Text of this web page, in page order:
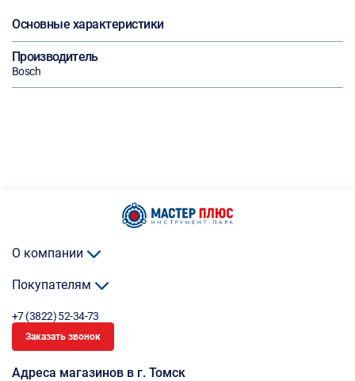
Основные характеристики
Производитель
Bosch
О компании
Покупателям
+7 (3822) 52-34-73
Заказать звонок
Адреса магазинов в г. Томск